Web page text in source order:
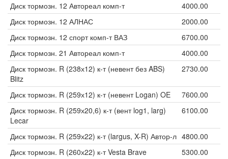
Диск тормозн. 12 Автореал комп-т
4000.00
Диск тормозн. 12 АЛНАС
2000.00
Диск тормозн. 12 спорт комп-т ВАЗ
6700.00
Диск тормозн. 21 Автореал комп-т
4000.00
Диск тормозн. R (238х12) к-т (невент без ABS)
Blitz
2730.00
Диск тормозн. R (259х12) к-т (невент Logan) OE
7600.00
Диск тормозн. R (259х20,6) к-т (вент log1, larg)
Lecar
6100.00
Диск тормозн. R (259х22) к-т (largus, X-R) Автор-л 4800.00
Диск тормозн. R (260х22) к-т Vesta Brave
5300.00